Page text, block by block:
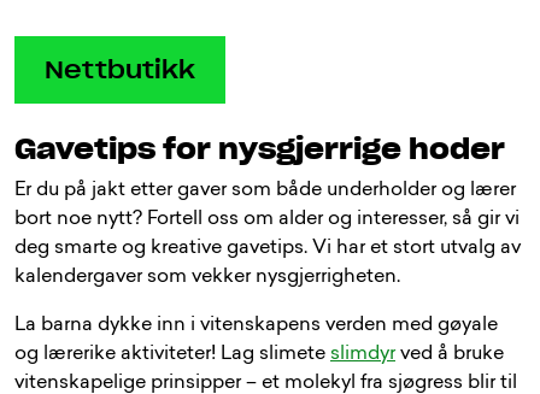
Nettbutikk
Gavetips for nysgjerrige hoder
Er du på jakt etter gaver som både underholder og lærer
bort noe nytt? Fortell oss om alder og interesser, så gir vi
deg smarte og kreative gavetips. Vi har et stort utvalg av
kalendergaver som vekker nysgjerrigheten.
La barna dykke inn i vitenskapens verden med gøyale
og lærerike aktiviteter! Lag slimete slimdyrved å bruke
vitenskapelige prinsipper – et molekyl fra sjøgress blir til